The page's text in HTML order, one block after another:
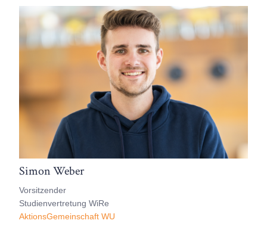
Simon Weber
Vorsitzender
Studienvertretung WiRe
AktionsGemeinschaft WU